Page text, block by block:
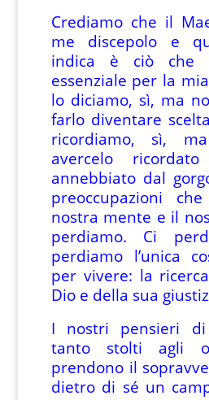
Crediamo che il
me discepolo e
indica è ciò che
essenziale per la
lo diciamo, sì, ma
farlo diventare
ricordiamo, sì,
avercelo
annebbiato dal
preoccupazioni
nostra mente e il
perdiamo. Ci
perdiamo l’unica
per vivere: la
Dio e della sua
I nostri pensieri di
tanto stolti agli
prendono il
dietro di sé un